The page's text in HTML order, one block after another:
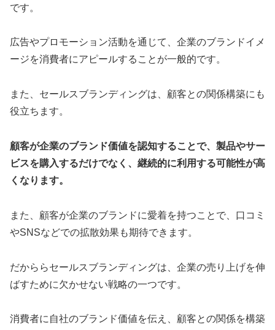
です。
広告やプロモーション活動を通じて、企業のブランドイメ
ージを消費者にアピールすることが一般的です。
また、セールスブランディングは、顧客との関係構築にも
役立ちます。
顧客が企業のブランド価値を認知することで、製品やサー
ビスを購入するだけでなく、継続的に利用する可能性が高
くなります。
また、顧客が企業のブランドに愛着を持つことで、口コミ
やSNSなどでの拡散効果も期待できます。
だかららセールスブランディングは、企業の売り上げを伸
ばすために欠かせない戦略の一つです。
消費者に自社のブランド価値を伝え、顧客との関係を構築